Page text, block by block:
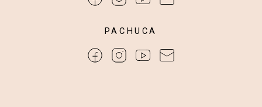
PACHUCA